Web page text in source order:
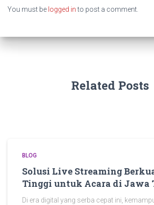
You must be logged into post a comment.
Related Posts
BLOG
Solusi Live Streaming
Tinggi untuk Acara di Jawa
Di era digital yang serba cepat ini,